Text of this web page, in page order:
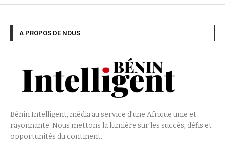
A PROPOS DE NOUS
Bénin Intelligent, média au service d’une Afrique unie et
rayonnante. Nous mettons la lumière sur les succès, défis et
opportunités du continent.